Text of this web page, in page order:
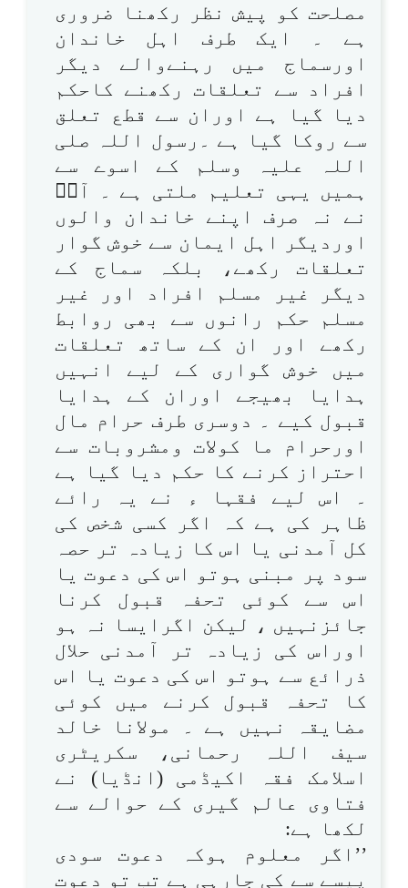
مصلحت کو پیش نظر رکھنا ضروری
ہے ۔ ایک طرف اہل خاندان
اورسماج میں رہنےوالے دیگر
افراد سے تعلقات رکھنے کاحکم
دیا گیا ہے اوران سے قطع تعلق
سے روکا گیا ہے ۔رسول اللہ صلی
اللہ علیہ وسلم کے اسوے سے
ہمیں یہی تعلیم ملتی ہے ۔ آپؐ
نے نہ صرف اپنے خاندان والوں
اوردیگر اہل ایمان سے خوش گوار
تعلقات رکھے، بلکہ سماج کے
دیگر غیر مسلم افراد اور غیر
مسلم حکم رانوں سے بھی روابط
رکھے اور ان کے ساتھ تعلقات
میں خوش گواری کے لیے انہیں
ہدایا بھیجے اوران کے ہدایا
قبول کیے ۔ دوسری طرف حرام مال
اورحرام ما کولات ومشروبات سے
احتراز کرنے کا حکم دیا گیا ہے
۔ اس لیے فقہا ء نے یہ رائے
ظاہر کی ہے کہ اگر کسی شخص کی
کل آمدنی یا اس کا زیادہ تر حصہ
سود پر مبنی ہوتو اس کی دعوت یا
اس سے کوئی تحفہ قبول کرنا
جائزنہیں ، لیکن اگرایسا نہ ہو
اوراس کی زیادہ تر آمدنی حلال
ذرائع سے ہوتو اس کی دعوت یا اس
کا تحفہ قبول کرنے میں کوئی
مضایقہ نہیں ہے ۔ مولانا خالد
سیف اللہ رحمانی، سکریٹری
اسلامک فقہ اکیڈمی (انڈیا) نے
فتاوی عالم گیری کے حوالے سے
لکھا ہے:
’’اگر معلوم ہوکہ دعوت سودی
پیسے سے کی جارہی ہے تب تو دعوت